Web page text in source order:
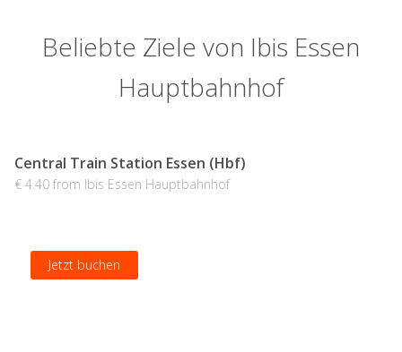
Beliebte Ziele von Ibis Essen
Hauptbahnhof
Central Train Station Essen (Hbf)
€ 4.40 from Ibis Essen Hauptbahnhof
Jetzt buchen